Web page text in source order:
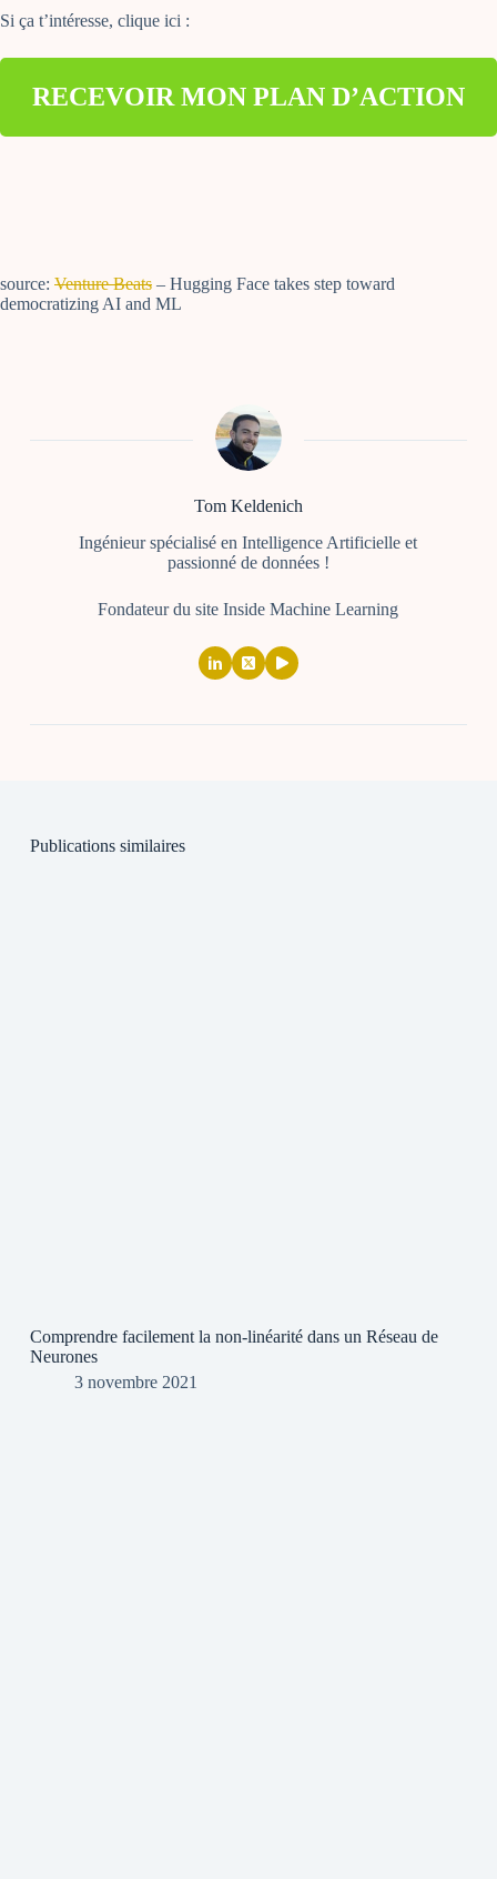
Si ça t’intéresse, clique ici :
RECEVOIR MON PLAN D’ACTION
source: Venture Beats – Hugging Face takes step toward
democratizing AI and ML
Tom Keldenich
Ingénieur spécialisé en Intelligence Artificielle et
passionné de données !
Fondateur du site Inside Machine Learning
Publications similaires
Comprendre facilement la non-linéarité dans un Réseau de
Neurones
3 novembre 2021